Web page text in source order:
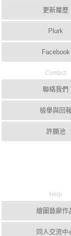
更新履歷
Plurk
Facebook
Contact
聯絡我們
檢舉與回報
許願池
Help
繪圖藝廊作
同人交流中